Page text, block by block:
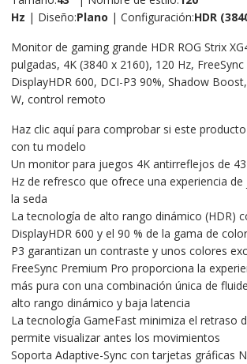
Hz | Diseño:Plano | Configuración:HDR
Monitor de gaming grande HDR ROG Strix
pulgadas, 4K (3840 x 2160), 120 Hz,
DisplayHDR 600, DCI-P3 90%, Shadow
W, control remoto
Haz clic aquí para comprobar si este
con tu modelo
Un monitor para juegos 4K antirreflejos de
Hz de refresco que ofrece una experiencia
la seda
La tecnología de alto rango dinámico (HDR)
DisplayHDR 600 y el 90 % de la gama de
P3 garantizan un contraste y unos colores
FreeSync Premium Pro proporciona la
más pura con una combinación única de
alto rango dinámico y baja latencia
La tecnología GameFast minimiza el retraso
permite visualizar antes los movimientos
Soporta Adaptive-Sync con tarjetas gráficas